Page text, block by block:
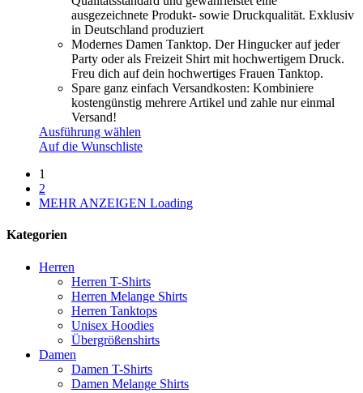
ausgezeichnete Produkt- sowie Druckqualität. Exklusiv
in Deutschland produziert
Modernes Damen Tanktop. Der Hingucker auf jeder
Party oder als Freizeit Shirt mit hochwertigem Druck.
Freu dich auf dein hochwertiges Frauen Tanktop.
Spare ganz einfach Versandkosten: Kombiniere
kostengünstig mehrere Artikel und zahle nur einmal
Versand!
Ausführung wählen
Auf die Wunschliste
1
2
MEHR ANZEIGEN Loading
Kategorien
Herren
Herren T-Shirts
Herren Melange Shirts
Herren Tanktops
Unisex Hoodies
Übergrößenshirts
Damen
Damen T-Shirts
Damen Melange Shirts